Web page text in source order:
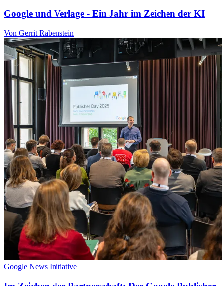
Google und Verlage - Ein Jahr im Zeichen der KI
Von Gerrit Rabenstein
Google News Initiative